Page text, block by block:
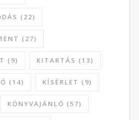
(22)
(27)
(9) KITARTÁS (13)
(14) KÍSÉRLET (9)
KÖNYVAJÁNLÓ (57)